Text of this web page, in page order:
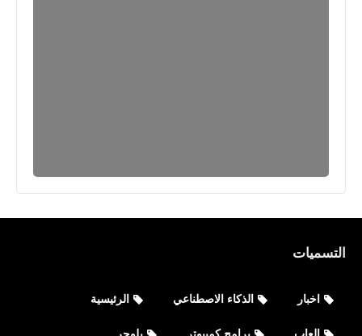
تحميل لعبة رجل السجق باتل رويال جديدة
التسميات
اخبار الذكاء الاصطناعي الرئيسية